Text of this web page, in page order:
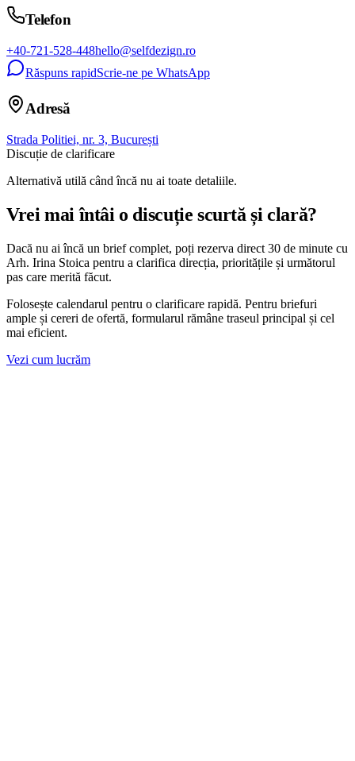
Telefon
+40-721-528-448hello@selfdezign.ro
Răspuns rapidScrie-ne pe WhatsApp
Adresă
Strada Politiei, nr. 3, București
Discuție de clarificare
Alternativă utilă când încă nu ai toate detaliile.
Vrei mai întâi o discuție scurtă și clară?
Dacă nu ai încă un brief complet, poți rezerva direct 30 de minute cu
Arh. Irina Stoica pentru a clarifica direcția, prioritățile și următorul
pas care merită făcut.
Folosește calendarul pentru o clarificare rapidă. Pentru briefuri
ample și cereri de ofertă, formularul rămâne traseul principal și cel
mai eficient.
Vezi cum lucrăm